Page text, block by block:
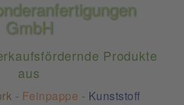
GmbH
Produkte
aus
- Feinpappe - Kunststoff